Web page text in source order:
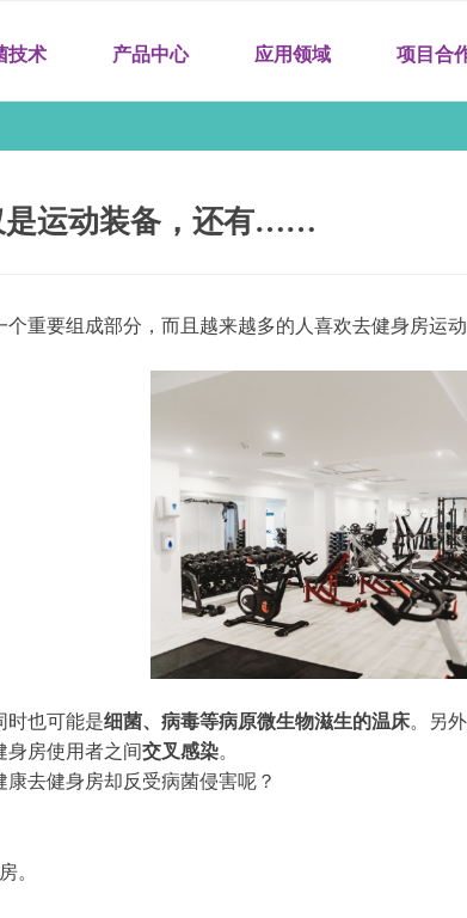
技术 产品中心 应用领域 项目合
是运动装备，还有……
重要组成部分，而且越来越多的人喜欢去健身房运
时也可能是细菌、病毒等病原微生物滋生的温床。另
身房使用者之间交叉感染。
去健身房却反受病菌侵害呢？
。